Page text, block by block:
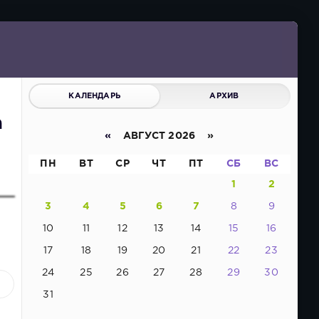
КАЛЕНДАРЬ АРХИВ
« АВГУСТ 2026 »
ПН ВТ СР ЧТ ПТ СБ ВС
1 2
3 4 5 6 7 8 9
10 11 12 13 14 15 16
17 18 19 20 21 22 23
24 25 26 27 28 29 30
31